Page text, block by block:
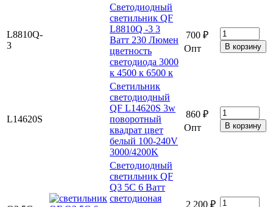
L8810Q-
3
Светодиодный
светильник QF
L8810Q -3 3
Ватт 230 Люмен
цветность
светодиода 3000
к 4500 к 6500 к
700 ₽
Опт
L14620S
Светильник
светодиодный
QF L14620S 3w
поворотный
квадрат цвет
белый 100-240V
3000/4200K
860 ₽
Опт
Светодиодный
светильник QF
Q3 5C 6 Ватт
светодионая
2 200 ₽